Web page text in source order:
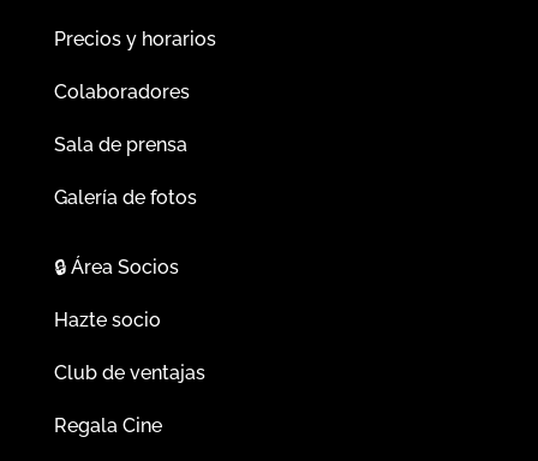
Precios y horarios
Colaboradores
Sala de prensa
Galería de fotos
🔒Área Socios
Hazte socio
Club de ventajas
Regala Cine